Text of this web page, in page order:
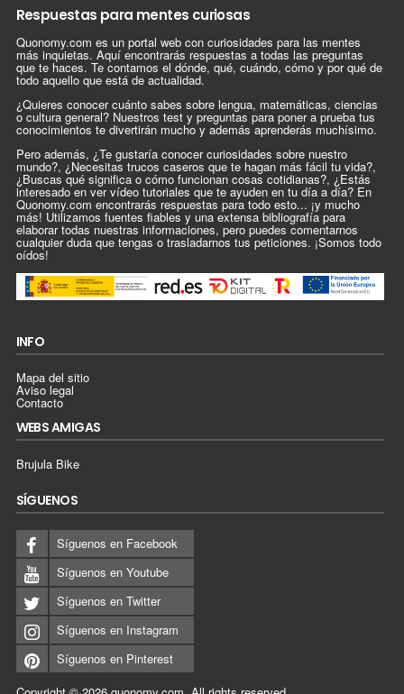
Respuestas para mentes curiosas
Quonomy.com es un portal web con curiosidades para las mentes
más inquietas. Aquí encontrarás respuestas a todas las preguntas
que te haces. Te contamos el dónde, qué, cuándo, cómo y por qué de
todo aquello que está de actualidad.
¿Quieres conocer cuánto sabes sobre lengua, matemáticas, ciencias
o cultura general? Nuestros test y preguntas para poner a prueba tus
conocimientos te divertirán mucho y además aprenderás muchísimo.
Pero además, ¿Te gustaría conocer curiosidades sobre nuestro
mundo?, ¿Necesitas trucos caseros que te hagan más fácil tu vida?,
¿Buscas qué significa o cómo funcionan cosas cotidianas?, ¿Estás
interesado en ver vídeo tutoriales que te ayuden en tu día a día? En
Quonomy.com encontrarás respuestas para todo esto... ¡y mucho
más! Utilizamos fuentes fiables y una extensa bibliografía para
elaborar todas nuestras informaciones, pero puedes comentarnos
cualquier duda que tengas o trasladarnos tus peticiones. ¡Somos todo
oídos!
INFO
Mapa del sitio
Aviso legal
Contacto
WEBS AMIGAS
Brujula Bike
SÍGUENOS
Síguenos en Facebook
Síguenos en Youtube
Síguenos en Twitter
Síguenos en Instagram
Síguenos en Pinterest